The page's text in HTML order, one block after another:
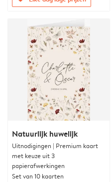
Natuurlijk huwelijk
Uitnodigingen | Premium kaart
met keuze uit 3
papierafwerkingen
Set van 10 kaarten